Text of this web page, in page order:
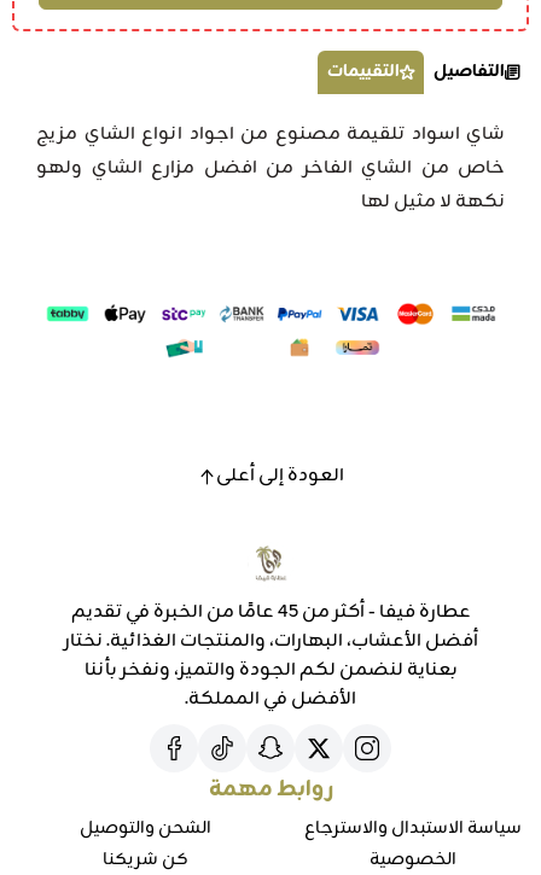
التفاصيل التقييمات
شاي اسواد تلقيمة مصنوع من اجواد انواع الشاي مزيج
خاص من الشاي الفاخر من افضل مزارع الشاي ولهو
نكهة لا مثيل لها
العودة إلى أعلى
عطارة فيفا - أكثر من 45 عامًا من الخبرة في تقديم
أفضل الأعشاب، البهارات، والمنتجات الغذائية. نختار
بعناية لنضمن لكم الجودة والتميز، ونفخر بأننا
الأفضل في المملكة.
روابط مهمة
سياسة الاستبدال والاسترجاع
الخصوصية
الشحن والتوصيل
كن شريكنا